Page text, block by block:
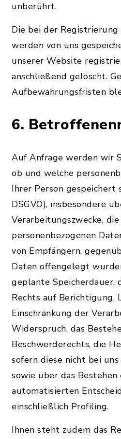
unberührt.
Die bei der
werden von uns
unserer Website
anschließend gelöscht.
Aufbewahrungsfristen
6.
Auf Anfrage werden wir
ob und welche
Ihrer Person gespeichert
DSGVO), insbesondere
Verarbeitungszwecke,
personenbezogenen
von Empfängern,
Daten offengelegt
geplante Speicherdauer,
Rechts auf Berichtigung,
Einschränkung der
Widerspruch, das
Beschwerderechts, die
sofern diese nicht bei
sowie über das Bestehen
automatisierten
einschließlich Profiling.
Ihnen steht zudem das